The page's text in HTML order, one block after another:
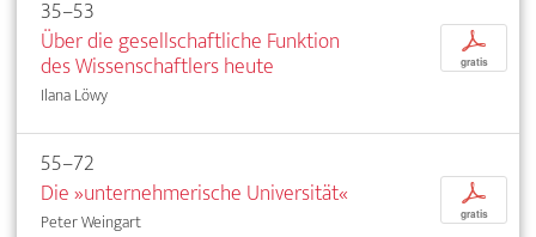
35–53
Über die gesellschaftliche Funktion
des Wissenschaftlers heute
Ilana Löwy
p
gratis
55–72
Die »unternehmerische Universität«
Peter Weingart
p
gratis